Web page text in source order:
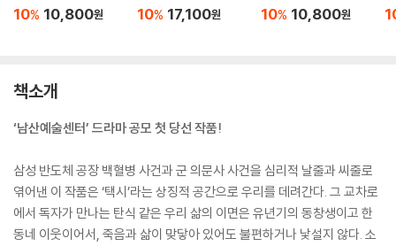
10% 10,800원 10% 17,100원 10% 10,800원
책소개
‘남산예술센터’ 드라마 공모 첫 당선 작품!
삼성 반도체 공장 백혈병 사건과 군 의문사 사건을 심리적 날줄과 씨줄로
엮어낸 이 작품은 ‘택시’라는 상징적 공간으로 우리를 데려간다. 그 교차로
에서 독자가 만나는 탄식 같은 우리 삶의 이면은 유년기의 동창생이고 한
동네 이웃이어서, 죽음과 삶이 맞닿아 있어도 불편하거나 낯설지 않다. 소